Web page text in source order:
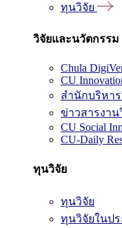
ทุนวิจัย
วิจัยและนวัตกรรม
Chula
CU
สำนักบริหา
ข่าวสารงา
CU Social
CU-Daily
ทุนวิจัย
ทุนวิจัย
ทุนวิจัยในปร